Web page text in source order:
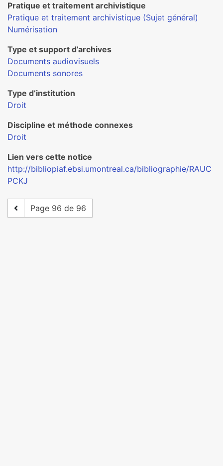
Pratique et traitement archivistique
Pratique et traitement archivistique (Sujet général)
Numérisation
Type et support d’archives
Documents audiovisuels
Documents sonores
Type d’institution
Droit
Discipline et méthode connexes
Droit
Lien vers cette notice
http://bibliopiaf.ebsi.umontreal.ca/bibliographie/RAUC
PCKJ
Page 96 de 96